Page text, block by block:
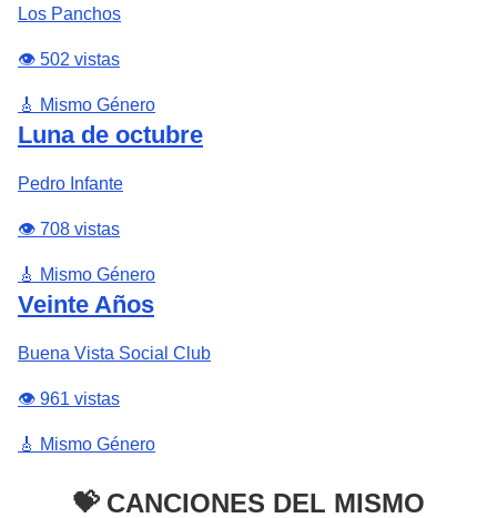
Los Panchos
👁️ 502 vistas
🎸 Mismo Género
Luna de octubre
Pedro Infante
👁️ 708 vistas
🎸 Mismo Género
Veinte Años
Buena Vista Social Club
👁️ 961 vistas
🎸 Mismo Género
💝 CANCIONES DEL MISMO